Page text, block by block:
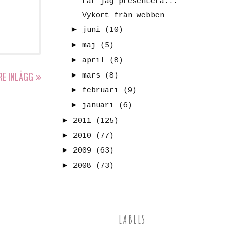
INLÄGG
Vykort från webben
► juni
(10)
► maj
(5)
► april
(8)
► mars
(8)
► februari
(9)
► januari
(6)
► 2011
(125)
► 2010
(77)
► 2009
(63)
► 2008 (73)
LABELS